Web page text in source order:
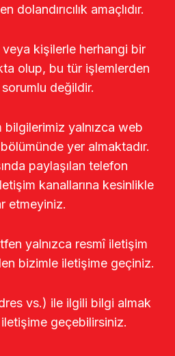
dolandırıcılık amaçlıdır.
veya kişilerle herhangi bir
olup, bu tür işlemlerden
sorumlu değildir.
bilgilerimiz yalnızca web
yer almaktadır.
paylaşılan telefon
kanallarına kesinlikle
etmeyiniz.
yalnızca resmî iletişim
bizimle iletişime geçiniz.
vs.) ile ilgili bilgi almak
geçebilirsiniz.